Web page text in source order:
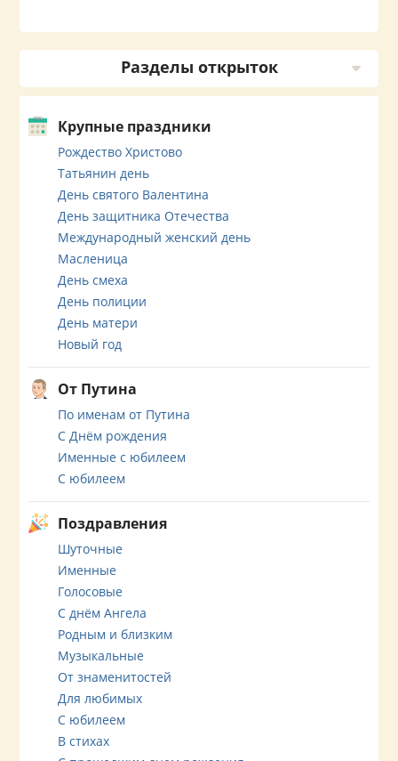
Разделы открыток
Крупные праздники
Рождество Христово
Татьянин день
День святого Валентина
День защитника Отечества
Международный женский день
Масленица
День смеха
День полиции
День матери
Новый год
От Путина
По именам от Путина
С Днём рождения
Именные с юбилеем
С юбилеем
Поздравления
Шуточные
Именные
Голосовые
С днём Ангела
Родным и близким
Музыкальные
От знаменитостей
Для любимых
С юбилеем
В стихах